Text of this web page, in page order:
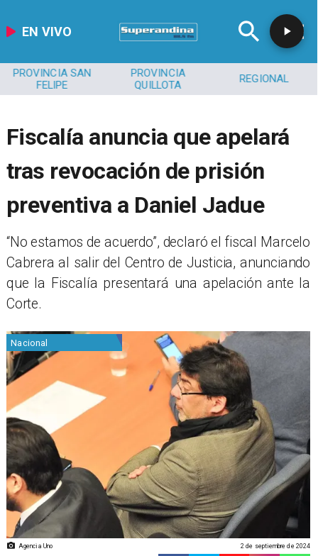
EN VIVO
PROVINCIA SAN
FELIPE
PROVINCIA
QUILLOTA
REGIONAL
Fiscalía anuncia que apelará
tras revocación de prisión
preventiva a Daniel Jadue
​“No estamos de acuerdo”, declaró el fiscal Marcelo
Cabrera al salir del Centro de Justicia, anunciando
que la Fiscalía presentará una apelación ante la
Corte.
Agencia Uno
Nacional
2 de septiembre de 2024